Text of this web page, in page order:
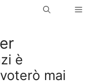
è
mai